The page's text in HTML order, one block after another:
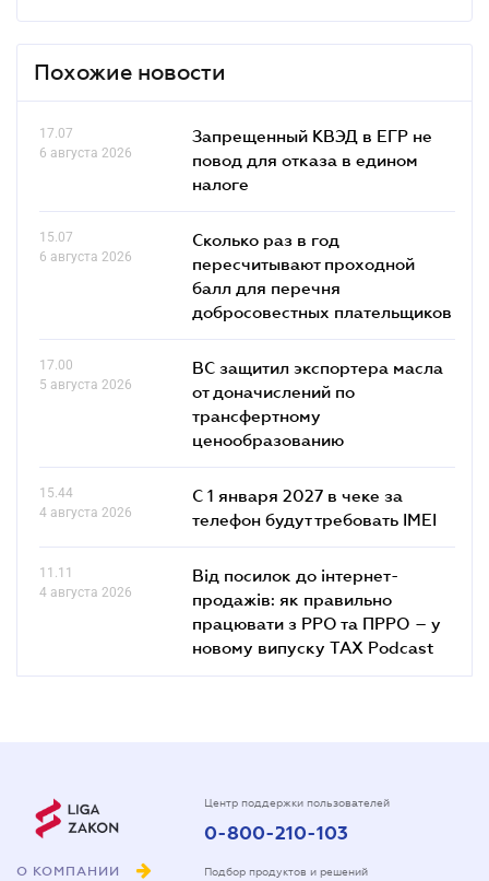
Похожие новости
17.07
6 августа 2026
Запрещенный КВЭД в ЕГР не
повод для отказа в едином
налоге
15.07
6 августа 2026
Сколько раз в год
пересчитывают проходной
балл для перечня
добросовестных плательщиков
17.00
5 августа 2026
ВС защитил экспортера масла
от доначислений по
трансфертному
ценообразованию
15.44
4 августа 2026
С 1 января 2027 в чеке за
телефон будут требовать IMEI
11.11
4 августа 2026
Від посилок до інтернет-
продажів: як правильно
працювати з РРО та ПРРО – у
новому випуску TAX Podcast
О КОМПАНИИ
Центр поддержки пользователей
0-800-210-103
Подбор продуктов и решений